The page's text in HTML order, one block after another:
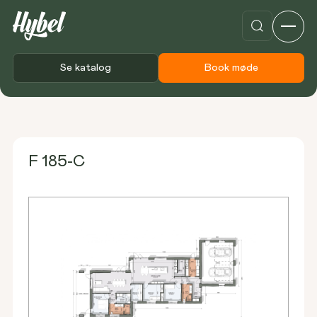
Se katalog Book møde
F 185-C